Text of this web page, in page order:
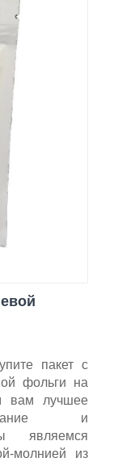
пакет с
фольги на
вам лучшее
и
являемся
молнией из